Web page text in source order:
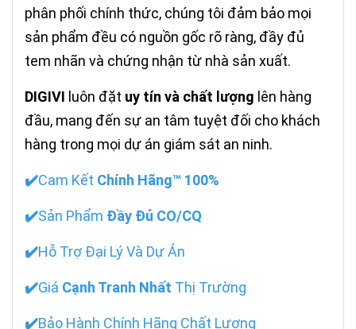
phân phối chính thức, chúng tôi đảm bảo mọi
sản phẩm đều có nguồn gốc rõ ràng, đầy đủ
tem nhãn và chứng nhận từ nhà sản xuất.
DIGIVI luôn đặt uy tín và chất lượng lên hàng
đầu, mang đến sự an tâm tuyệt đối cho khách
hàng trong mọi dự án giám sát an ninh.
✔️Cam Kết Chính Hãng™ 100%
✔️Sản Phẩm Đầy Đủ CO/CQ
✔️Hỗ Trợ Đại Lý Và Dự Án
✔️Giá Cạnh Tranh Nhất Thị Trường
✔️Bảo Hành Chính Hãng Chất Lượng